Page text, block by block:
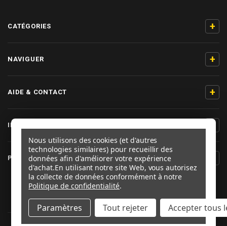
CATÉGORIES +
NAVIGUER +
AIDE & CONTACT +
INFORMATIONS PRODUIT
PRO-BOLT FRANCE
SUIVEZ-NOUS
Nous utilisons des cookies (et d'autres
technologies similaires) pour recueillir des
données afin d'améliorer votre expérience
d'achat.En utilisant notre site Web, vous autorisez
la collecte de données conformément à notre
Politique de confidentialité.
Paramètres Tout rejeter Accepter tous